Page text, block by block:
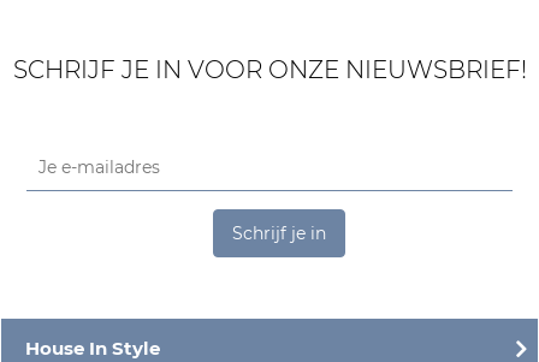
SCHRIJF JE IN VOOR ONZE NIEUWSBRIEF!
Schrijf je in
House In Style